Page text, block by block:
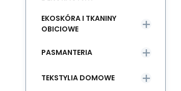
EKOSKÓRA I TKANINY
OBICIOWE
PASMANTERIA
TEKSTYLIA DOMOWE